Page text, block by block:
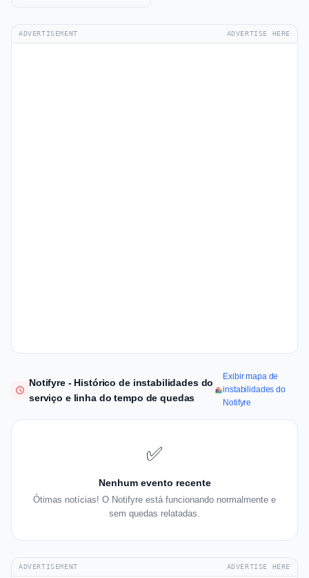
ADVERTISEMENT ADVERTISE HERE
Notifyre - Histórico de instabilidades do
serviço e linha do tempo de quedas
Exibir mapa de
instabilidades do
Notifyre
✅
Nenhum evento recente
Ótimas notícias! O Notifyre está funcionando normalmente e
sem quedas relatadas.
ADVERTISEMENT ADVERTISE HERE